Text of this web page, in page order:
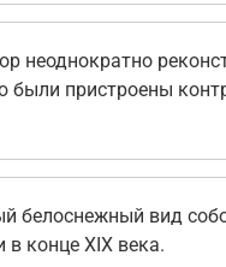
неоднократно
были пристроены
белоснежный вид
в конце XIX века.